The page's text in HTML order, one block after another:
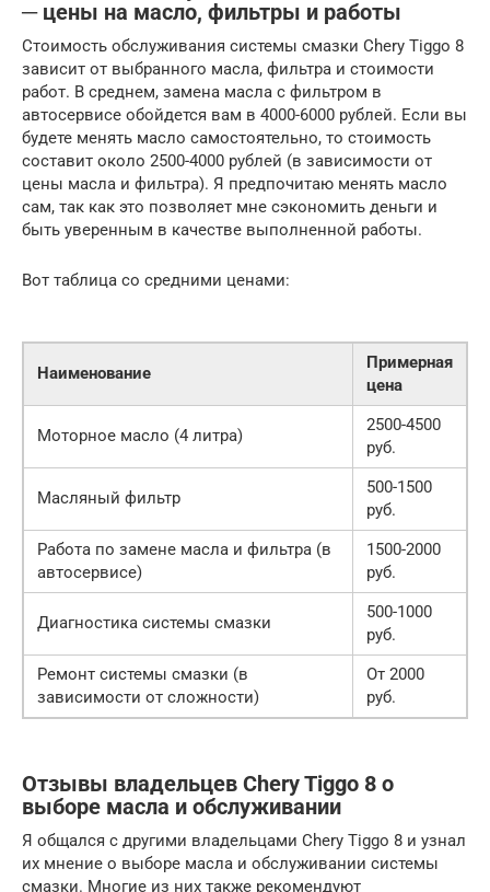
─ цены на масло, фильтры и работы
Стоимость обслуживания системы смазки Chery Tiggo 8
зависит от выбранного масла, фильтра и стоимости
работ. В среднем, замена масла с фильтром в
автосервисе обойдется вам в 4000-6000 рублей. Если вы
будете менять масло самостоятельно, то стоимость
составит около 2500-4000 рублей (в зависимости от
цены масла и фильтра). Я предпочитаю менять масло
сам, так как это позволяет мне сэкономить деньги и
быть уверенным в качестве выполненной работы.
Вот таблица со средними ценами:
Наименование
Примерная
цена
Моторное масло (4 литра)
2500-4500
руб.
Масляный фильтр
500-1500
руб.
Работа по замене масла и фильтра (в
автосервисе)
1500-2000
руб.
Диагностика системы смазки
500-1000
руб.
Ремонт системы смазки (в
зависимости от сложности)
От 2000
руб.
Отзывы владельцев Chery Tiggo 8 о
выборе масла и обслуживании
Я общался с другими владельцами Chery Tiggo 8 и узнал
их мнение о выборе масла и обслуживании системы
смазки. Многие из них также рекомендуют